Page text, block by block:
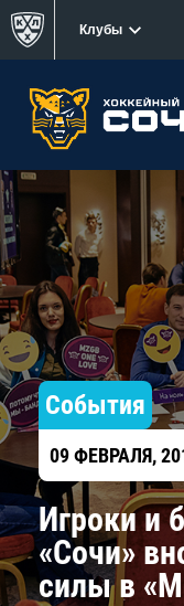
Клубы
События
09 ФЕВРАЛЯ,
Игроки и
«Сочи»
силы в